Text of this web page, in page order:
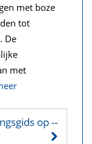
met boze
tot
De
met
op--